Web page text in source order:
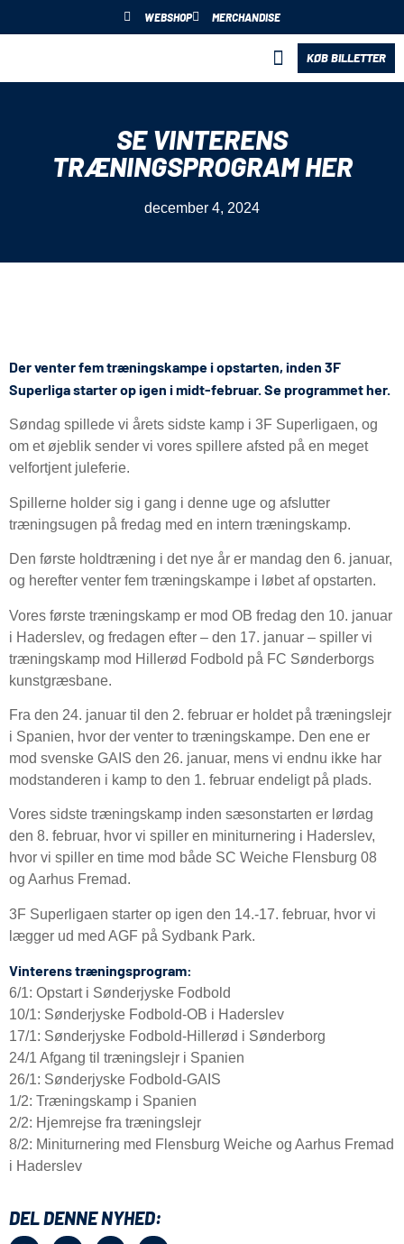
WEBSHOP MERCHANDISE
KØB BILLETTER
SE VINTERENS
TRÆNINGSPROGRAM HER
december 4, 2024
Der venter fem træningskampe i opstarten, inden 3F
Superliga starter op igen i midt-februar. Se programmet her.
Søndag spillede vi årets sidste kamp i 3F Superligaen, og
om et øjeblik sender vi vores spillere afsted på en meget
velfortjent juleferie.
Spillerne holder sig i gang i denne uge og afslutter
træningsugen på fredag med en intern træningskamp.
Den første holdtræning i det nye år er mandag den 6. januar,
og herefter venter fem træningskampe i løbet af opstarten.
Vores første træningskamp er mod OB fredag den 10. januar
i Haderslev, og fredagen efter – den 17. januar – spiller vi
træningskamp mod Hillerød Fodbold på FC Sønderborgs
kunstgræsbane.
Fra den 24. januar til den 2. februar er holdet på træningslejr
i Spanien, hvor der venter to træningskampe. Den ene er
mod svenske GAIS den 26. januar, mens vi endnu ikke har
modstanderen i kamp to den 1. februar endeligt på plads.
Vores sidste træningskamp inden sæsonstarten er lørdag
den 8. februar, hvor vi spiller en miniturnering i Haderslev,
hvor vi spiller en time mod både SC Weiche Flensburg 08
og Aarhus Fremad.
3F Superligaen starter op igen den 14.-17. februar, hvor vi
lægger ud med AGF på Sydbank Park.
Vinterens træningsprogram:
6/1: Opstart i Sønderjyske Fodbold
10/1: Sønderjyske Fodbold-OB i Haderslev
17/1: Sønderjyske Fodbold-Hillerød i Sønderborg
24/1 Afgang til træningslejr i Spanien
26/1: Sønderjyske Fodbold-GAIS
1/2: Træningskamp i Spanien
2/2: Hjemrejse fra træningslejr
8/2: Miniturnering med Flensburg Weiche og Aarhus Fremad
i Haderslev
DEL DENNE NYHED: